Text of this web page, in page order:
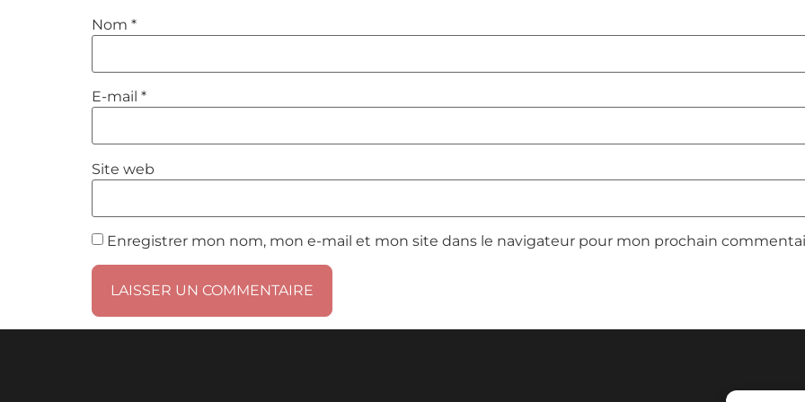
Nom *
E-mail *
Site web
Enregistrer mon nom, mon e-mail et mon site dans le navigateur pour mon prochain